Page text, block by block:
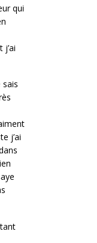
qui
sais
j’ai